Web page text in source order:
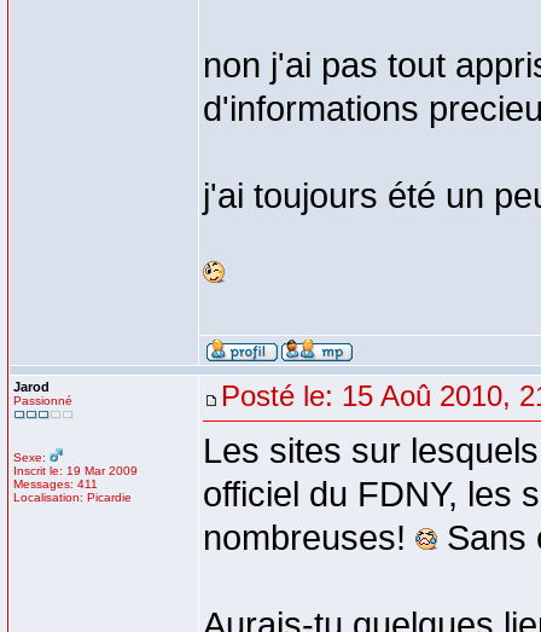
non j'ai pas tout
d'informations
j'ai toujours été un
Jarod
Passionné
Sexe:
Inscrit le: 19 Mar 2009
Messages: 411
Localisation: Picardie
Posté le: 15 Aoû 2010,
Les sites sur
officiel du FDNY, les
nombreuses!
Sans